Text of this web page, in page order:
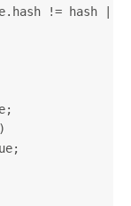
!= hash